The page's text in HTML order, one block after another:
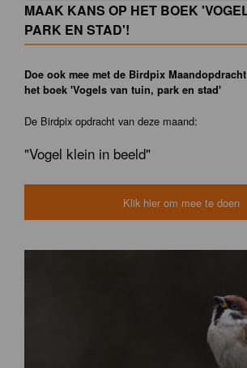
MAAK KANS OP HET BOEK
PARK EN STAD'!
Doe ook mee met de Birdpix
het boek 'Vogels van tuin, park en stad'
De Birdpix opdracht van deze maand:
"Vogel klein in beeld"
Klik hier om mee te doen